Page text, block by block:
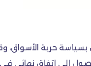
حرية الأسواق،